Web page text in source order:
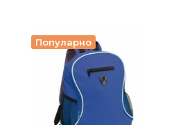
Популарно